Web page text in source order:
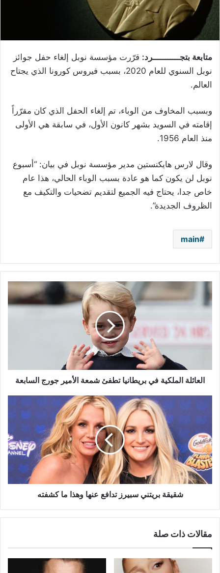
متابعة بتجـــــــــــرد: قرّرت مؤسسة نوبل إلغاء حفل جوائز
نوبل السنوي للعام 2020، بسبب فيروس كورونا الذي يجتاح
العالم.
وبسبب المخاوف من الوباء، تم إلغاء الحفل الذي كان مقرّراً
إقامته في السويد بشهر كانون الأول، في سابقة هي الأولى
منذ العام 1956.
وقال لارس هايكنستين مدير مؤسسة نوبل في بيان: “أسبوع
نوبل لن يكون كما هو عادة بسبب الوباء الحالي، هذا عام
خاص جدا، يحتاج فيه الجميع لتقديم تضحيات والتكيف مع
الظروف الجديدة”.
main
في
تطفئ
شمعة
السابعة
العائلة الملكية في بريطانيا تطفئ شمعة الأمير جورج السابعة
شقيقة
بريتني
تدافع
عنها
وهذا
ما
كشفته
شقيقة بريتني سبيرز تدافع عنها وهذا ما كشفته
مقالات ذات صلة